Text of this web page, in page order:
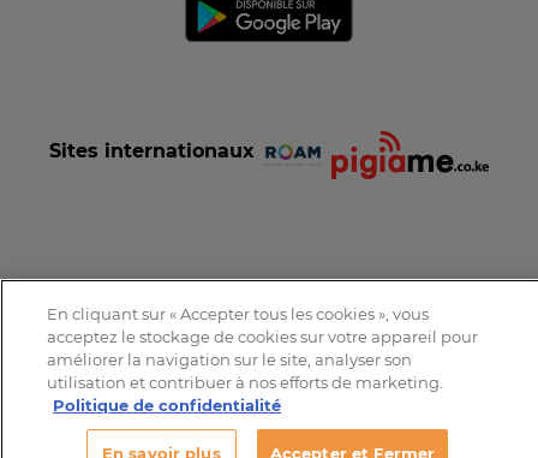
Sites internationaux
Tous droits réservés © 2016-2026 Expat-Dakar
En cliquant sur « Accepter tous les cookies », vous
acceptez le stockage de cookies sur votre appareil pour
améliorer la navigation sur le site, analyser son
utilisation et contribuer à nos efforts de marketing.
Politique de confidentialité
En savoir plus Accepter et Fermer